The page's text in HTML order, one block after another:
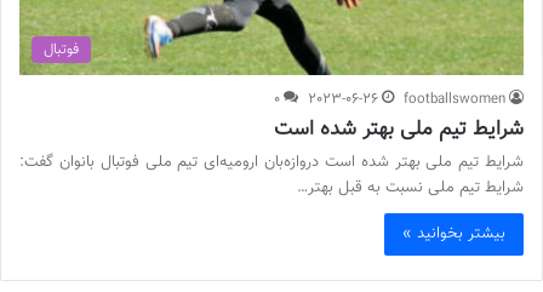
فوتبال
footballswomen
2023-06-26
0
شرایط تیم ملی بهتر شده است
شرایط تیم ملی بهتر شده است دروازه‌بان ارومیه‌ای تیم ملی فوتبال بانوان گفت:
شرایط تیم ملی نسبت به قبل بهتر…
بیشتر بخوانید »